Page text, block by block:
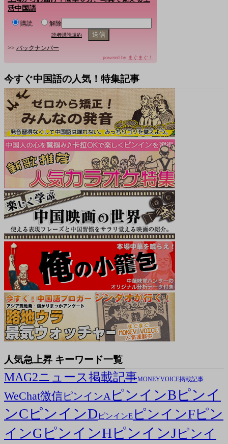
活中国語
購読 解除
読者購読規約
>> バックナンバー
powered by まぐまぐ！
今すぐ中国語の人気！特集記事
人気急上昇 キーワード一覧
MAG2ニュース掲載記事MONEYVOICE掲載記事
WeChat微信ピンインAピンインB ピンイ
ンC ピンインDピンインE ピンインFピン
インG ピンインHピンインJピンイ